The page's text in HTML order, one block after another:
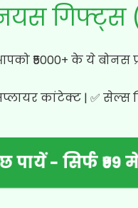
गिफ्ट्स
₹5000+ के ये बोनस
कांटेक्ट | ✅ सेल्स
- सिर्फ ₹99